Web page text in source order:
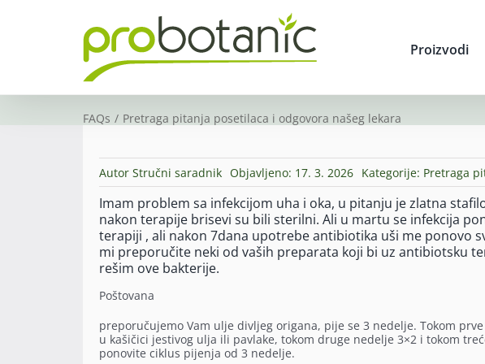
Proizvodi
FAQs Pretraga pitanja posetilaca i odgovora našeg lekara
Autor Stručni saradnik Objavljeno: 17. 3. 2026 Kategorije: Pretraga
Imam problem sa infekcijom uha i oka, u pitanju je zlatna
nakon terapije brisevi su bili sterilni. Ali u martu se infekcija
terapiji , ali nakon 7dana upotrebe antibiotika uši me ponovo
mi preporučite neki od vaših preparata koji bi uz antibiotsku
rešim ove bakterije.
Poštovana
preporučujemo Vam ulje divljeg origana, pije se 3 nedelje. Tokom
u kašičici jestivog ulja ili pavlake, tokom druge nedelje 3×2 i tokom
ponovite ciklus pijenja od 3 nedelje.